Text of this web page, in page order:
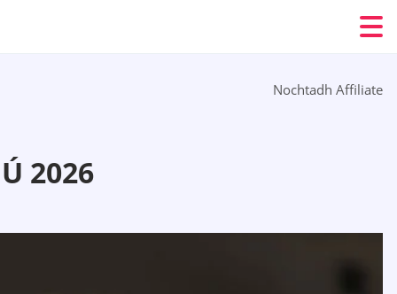
Nochtadh Affiliate
2026